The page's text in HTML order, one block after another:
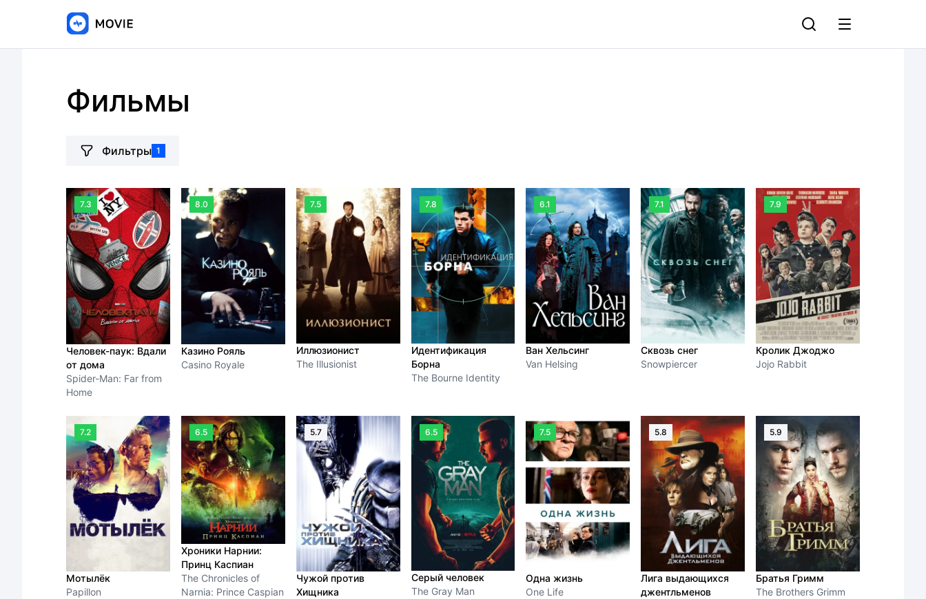
Фильмы
Фильтры 1
7.3
Человек-паук: Вдали
от дома
Spider-Man: Far from
Home
8.0
Казино Рояль
Casino Royale
7.5
Иллюзионист
The Illusionist
7.8
Идентификация
Борна
The Bourne Identity
6.1
Ван Хельсинг
Van Helsing
7.1
Сквозь снег
Snowpiercer
7.9
Кролик Джоджо
Jojo Rabbit
7.2
Мотылёк
Papillon
6.5
Хроники Нарнии:
Принц Каспиан
The Chronicles of
Narnia: Prince Caspian
5.7
Чужой против
Хищника
6.5
Серый человек
The Gray Man
7.5
Одна жизнь
One Life
5.8
Лига выдающихся
джентльменов
5.9
Братья Гримм
The Brothers Grimm